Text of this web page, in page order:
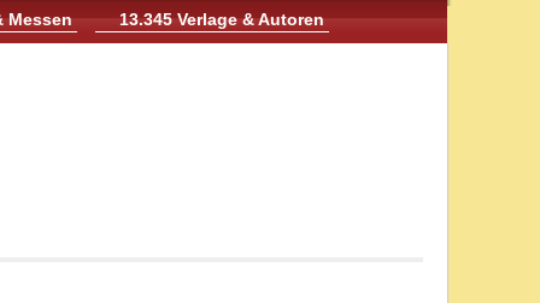
Messen 13.345 Verlage & Autoren